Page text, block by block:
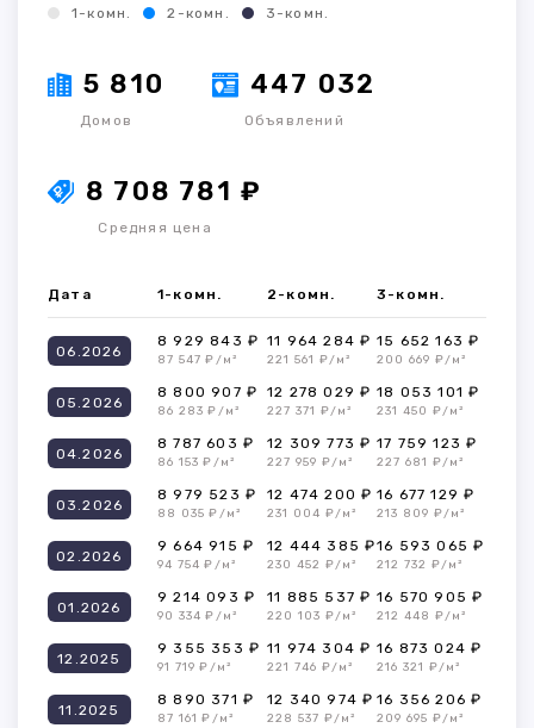
1-комн. 2-комн. 3-комн.
5 810
Домов
447 032
Объявлений
8 708 781 ₽
Средняя цена
Дата 1-комн. 2-комн. 3-комн.
06.2026
8 929 843 ₽
87 547 ₽/м²
11 964 284 ₽
221 561 ₽/м²
15 652 163 ₽
200 669 ₽/м²
05.2026
8 800 907 ₽
86 283 ₽/м²
12 278 029 ₽
227 371 ₽/м²
18 053 101 ₽
231 450 ₽/м²
04.2026
8 787 603 ₽
86 153 ₽/м²
12 309 773 ₽
227 959 ₽/м²
17 759 123 ₽
227 681 ₽/м²
03.2026
8 979 523 ₽
88 035 ₽/м²
12 474 200 ₽
231 004 ₽/м²
16 677 129 ₽
213 809 ₽/м²
02.2026
9 664 915 ₽
94 754 ₽/м²
12 444 385 ₽
230 452 ₽/м²
16 593 065 ₽
212 732 ₽/м²
01.2026
9 214 093 ₽
90 334 ₽/м²
11 885 537 ₽
220 103 ₽/м²
16 570 905 ₽
212 448 ₽/м²
12.2025
9 355 353 ₽
91 719 ₽/м²
11 974 304 ₽
221 746 ₽/м²
16 873 024 ₽
216 321 ₽/м²
11.2025
8 890 371 ₽
87 161 ₽/м²
12 340 974 ₽
228 537 ₽/м²
16 356 206 ₽
209 695 ₽/м²